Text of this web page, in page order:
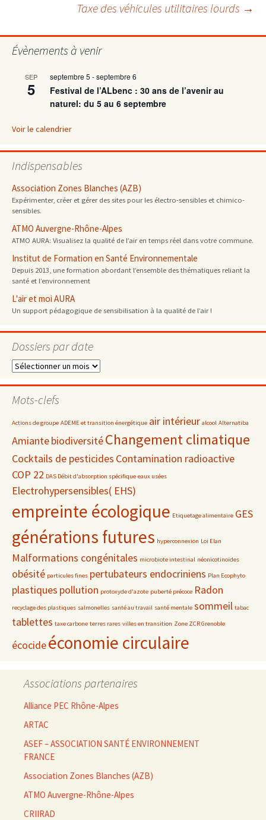
articles
Taxe des véhicules utilitaires lourds →
Évènements à venir
SEP
5
septembre 5 -septembre 6
Festival de l’ALbenc : 30 ans de l’avenir au
naturel: du 5 au 6 septembre
Voir le calendrier
Indispensables
Association Zones Blanches (AZB)
Expérimenter, créer et gérer des sites pour les électro-sensibles et chimico-
sensibles.
ATMO Auvergne-Rhône-Alpes
ATMO AURA: Visualisez la qualité de l’air en temps réel dans votre commune.
Institut de Formation en Santé Environnementale
Depuis 2013, une formation abordant l’ensemble des thématiques reliant la
santé et l’environnement
L'air et moi AURA
Un support pédagogique de sensibilisation à la qualité de l’air !
Dossiers par date
Dossiers
date
Mots-clefs
Actions de groupe ADEME et transition énergétique air intérieur alcool Alternatiba
AmiantebiodiversitéChangement climatique
Cocktails de pesticides Contamination radioactive
COP 22 DAS Débit d'absorption spécifique eaux usées
Electrohypersensibles( EHS)
empreinte écologique Etiquetage alimentaire GES
générations futures hyperconnexion Loi Elan
Malformations congénitales microbiote intestinal néonicotinoïdes
obésité particules fines pertubateurs endocriniens Plan Ecophyto
plastiques pollution protoxyde d'azote puberté précoce Radon
recyclage des plastiques salmonelles santé au travail santé mentale sommeil tabac
tablettes taxe carbone terres rares villes en transition Zone ZCR Grenoble
écocideéconomie circulaire
Associations partenaires
Alliance PEC Rhône-Alpes
ARTAC
ASEF – ASSOCIATION SANTÉ ENVIRONNEMENT
FRANCE
Association Zones Blanches (AZB)
ATMO Auvergne-Rhône-Alpes
CRIIRAD